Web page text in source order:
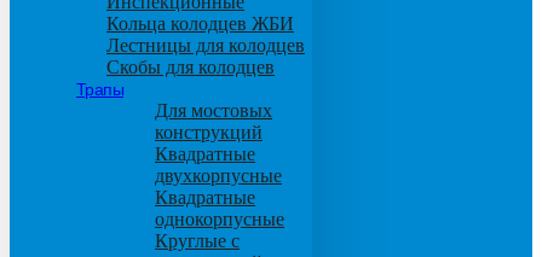
Кольца колодцев ЖБИ
Лестницы для колодцев
Скобы для колодцев
Трапы
Для мостовых
конструкций
Квадратные
двухкорпусные
Квадратные
однокорпусные
Круглые с